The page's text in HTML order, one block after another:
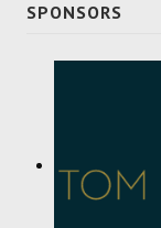
SPONSORS